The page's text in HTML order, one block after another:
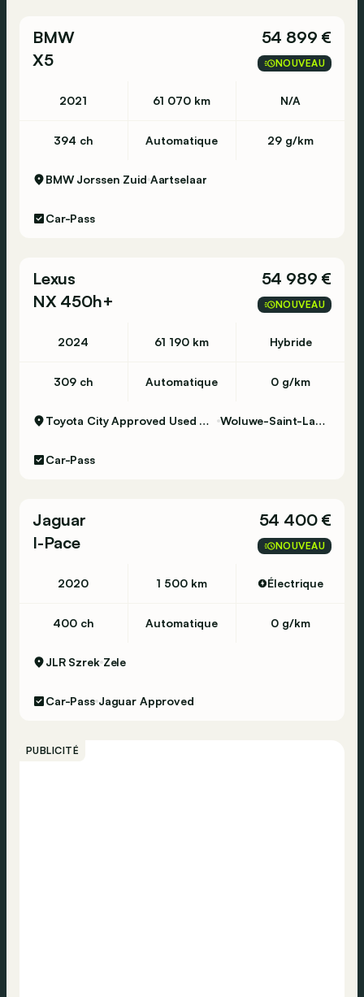
BMW
X5
54 899 €
NOUVEAU
2021 61 070 km N/A
394 ch Automatique 29 g/km
BMW Jorssen Zuid Aartselaar
Car-Pass
Lexus
NX 450h+
54 989 €
NOUVEAU
2024 61 190 km Hybride
309 ch Automatique 0 g/km
Toyota City Approved Used Woluwe Woluwe-Saint-Lambert
Car-Pass
Jaguar
I-Pace
54 400 €
NOUVEAU
2020 1 500 km Électrique
400 ch Automatique 0 g/km
JLR Szrek Zele
Car-Pass Jaguar Approved
PUBLICITÉ